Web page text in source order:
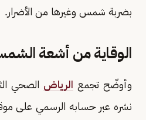
بضربة شمس وغيرها من الأضرار.
الوقاية من أشعة
وأوضّح تجمع الرياض الصحي
نشره عبر حسابه الرسمي على